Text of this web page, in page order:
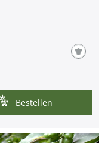
Bestellen